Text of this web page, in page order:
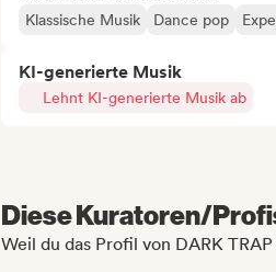
Klassische Musik Dance pop
KI-generierte Musik
Lehnt KI-generierte Musik ab
Diese Kuratoren/
Weil du das Profil von DARK